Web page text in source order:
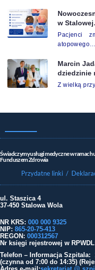
w
Pacjenci
atopowego…
Marcin
dziedzinie
Z wielką
Świadczymy usługi medyczne w
Funduszem Zdrowia
Przydatne linki /
ul. Staszica 4
37-450 Stalowa Wola
NR KRS: 000 000 9325
NIP: 865-20-75-413
REGON: 000312567
Nr księgi rejestrowej w RPWDL
Telefon – Informacja Szpitala:
(czynna od 7:00 do 14:35)